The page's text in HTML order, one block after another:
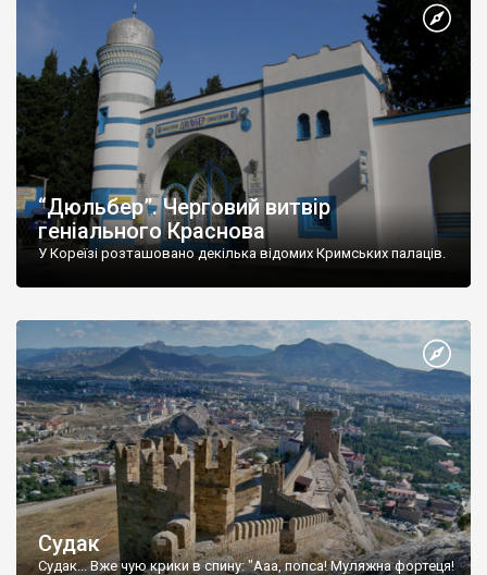
“Дюльбер”. Черговий витвір
геніального Краснова
У Кореїзі розташовано декілька відомих Кримських палаців.
Судак
Судак... Вже чую крики в спину: "Ааа, попса! Муляжна фортеця!